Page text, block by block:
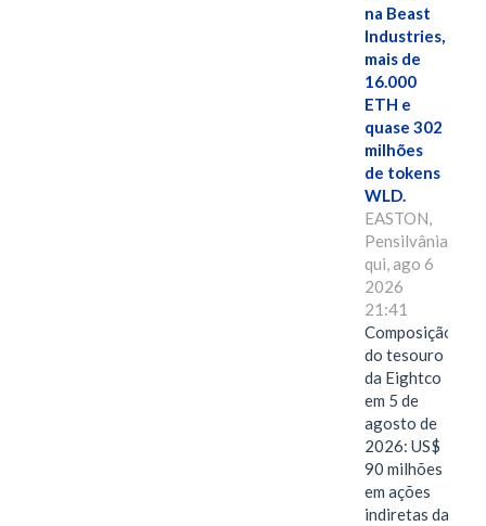
na Beast
Industries,
mais de
16.000
ETH e
quase 302
milhões
de tokens
WLD.
EASTON,
Pensilvânia,
qui, ago 6
2026
21:41
Composição
do tesouro
da Eightco
em 5 de
agosto de
2026: US$
90 milhões
em ações
indiretas da